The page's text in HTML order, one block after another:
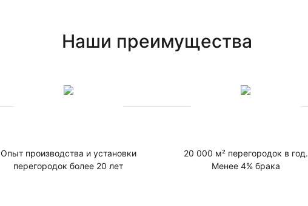
Наши преимущества
Опыт производства и установки
перегородок более 20 лет
20 000 м² перегородок в год.
Менее 4% брака